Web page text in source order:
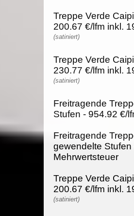
Treppe Verde
200.67 €/lfm inkl.
(satiniert)
Treppe Verde
230.77 €/lfm inkl.
(satiniert)
Freitragende
Stufen - 954.92 €/
Freitragende
gewendelte
Mehrwertsteuer
Treppe Verde
200.67 €/lfm inkl.
(satiniert)